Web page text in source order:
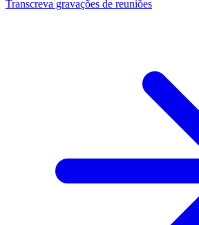
Transcreva gravações de reuniões